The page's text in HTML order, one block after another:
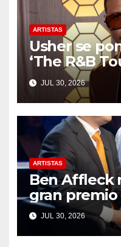
ARTISTAS
Usher se
‘The R&B
drama de
JUL 30, 2026
ARTISTAS
Ben Affleck
gran premio
serJUL 30, 2026